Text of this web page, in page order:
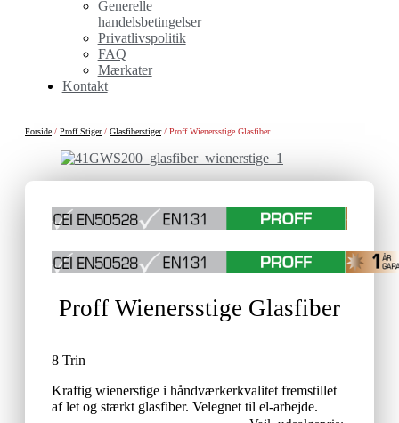
Generelle
handelsbetingelser
Privatlivspolitik
FAQ
Mærkater
Kontakt
Forside / Proff Stiger/ Glasfiberstiger/ Proff Wienersstige Glasfiber
Proff Wienersstige Glasfiber
8 Trin
Kraftig wienerstige i håndværkerkvalitet fremstillet
af let og stærkt glasfiber. Velegnet til el-arbejde.